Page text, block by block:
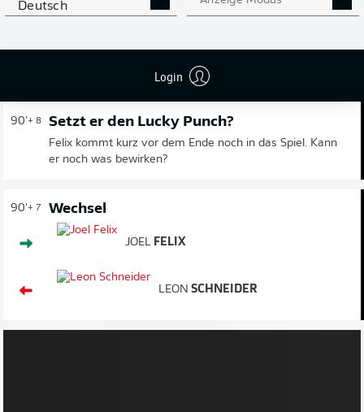
Deutsch
Login
90'+ 8 Setzt er den Lucky Punch?
Felix kommt kurz vor dem Ende noch in das Spiel. Kann
er noch was bewirken?
90'+ 7 Wechsel
JOEL FELIX
LEON SCHNEIDER